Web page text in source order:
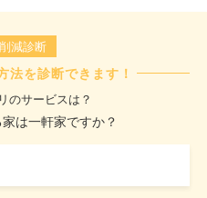
減診断
法を診断できます！
のサービスは？
は一軒家ですか？